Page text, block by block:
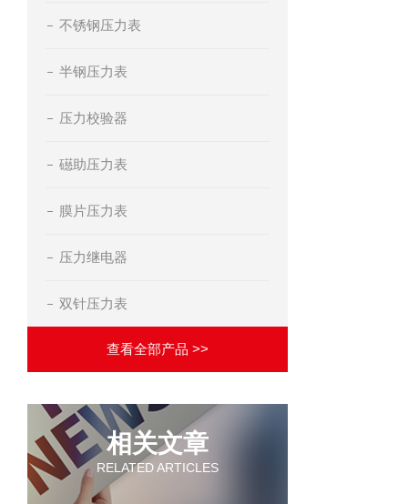
不锈钢压力表
半钢压力表
压力校验器
礠助压力表
膜片压力表
压力继电器
双针压力表
查看全部产品 >>
相关文章
RELATED ARTICLES